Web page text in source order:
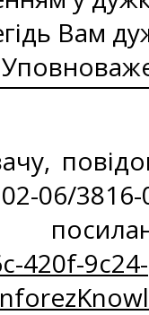
Вам
06/
420f-9c24-